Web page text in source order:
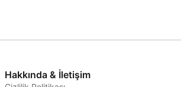
Hakkında & İletişim